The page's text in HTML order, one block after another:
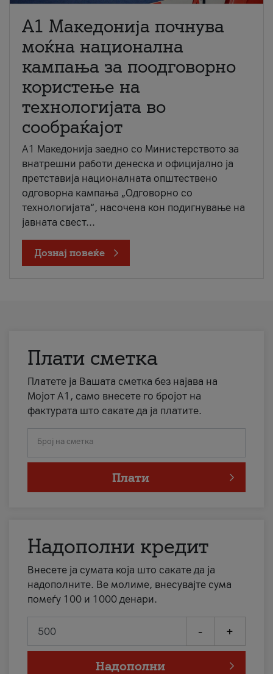
A1 Македонија почнува
моќна национална
кампања за поодговорно
користење на
технологијата во
сообраќајот
A1 Македонија заедно со Министерството за
внатрешни работи денеска и официјално ја
претставија националната општествено
одговорна кампања „Одговорно со
технологијата“, насочена кон подигнување на
јавната свест...
Дознај повеќе
Плати сметка
Платете ја Вашата сметка без најава на
Мојот А1, само внесете го бројот на
фактурата што сакате да ја платите.
Број на сметка
Плати
Надополни кредит
Внесете ја сумата која што сакате да ја
надополните. Ве молиме, внесувајте сума
помеѓу 100 и 1000 денари.
- +
Надополни